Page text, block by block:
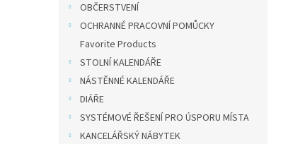
OBČERSTVENÍ
OCHRANNÉ PRACOVNÍ POMŮCKY
Favorite Products
STOLNÍ KALENDÁŘE
NÁSTĚNNÉ KALENDÁŘE
DIÁŘE
SYSTÉMOVÉ ŘEŠENÍ PRO ÚSPORU MÍSTA
KANCELÁŘSKÝ NÁBYTEK